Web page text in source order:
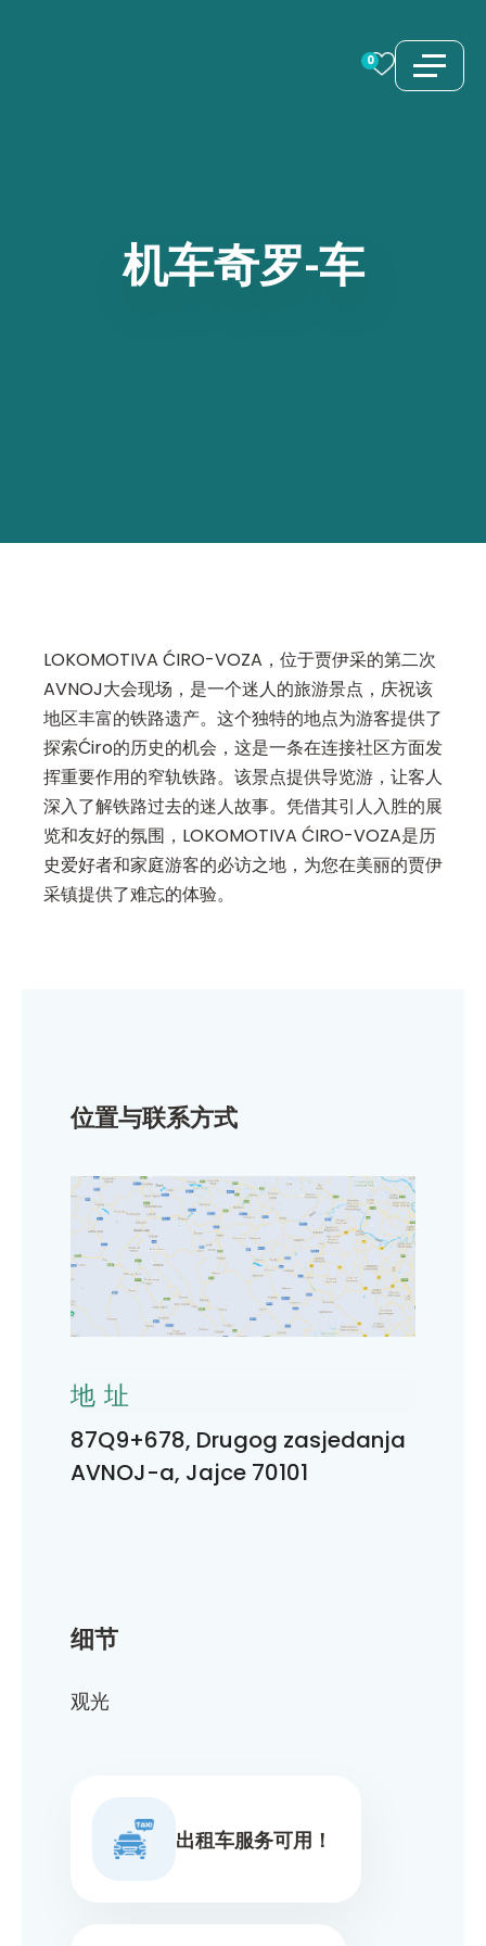
0
机车奇罗-车
LOKOMOTIVA ĆIRO-VOZA，位于贾伊采的第二次
AVNOJ大会现场，是一个迷人的旅游景点，庆祝该
地区丰富的铁路遗产。这个独特的地点为游客提供了
探索Ćiro的历史的机会，这是一条在连接社区方面发
挥重要作用的窄轨铁路。该景点提供导览游，让客人
深入了解铁路过去的迷人故事。凭借其引人入胜的展
览和友好的氛围，LOKOMOTIVA ĆIRO-VOZA是历
史爱好者和家庭游客的必访之地，为您在美丽的贾伊
采镇提供了难忘的体验。
细节
观光
出租车服务可用！
位置与联系方式
地址
87Q9+678, Drugog zasjedanja
AVNOJ-a, Jajce 70101